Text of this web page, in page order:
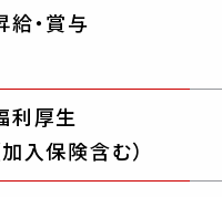
給・賞与
利厚生
加入保険含む）